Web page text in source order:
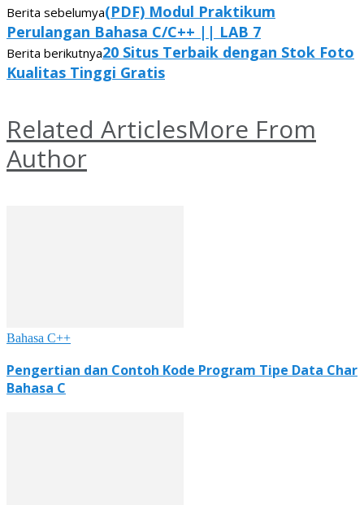
Berita sebelumya(PDF) Modul Praktikum
Perulangan Bahasa C/C++ || LAB 7
Berita berikutnya20 Situs Terbaik dengan Stok Foto
Kualitas Tinggi Gratis
Related ArticlesMore From
Author
Bahasa C++
Pengertian dan Contoh Kode Program Tipe Data Char
Bahasa C